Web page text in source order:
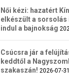
Női kézi: hazatért
elkészült a sorsolás
indul a bajnokság
Csúcsra jár a
keddtől a
szakaszán! 2026-07-31